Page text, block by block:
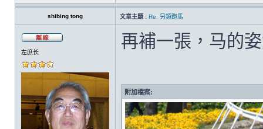
shibing tong 文章主題 : Re: 另類跑馬
左庶长
再補一張，马的
附加檔案: